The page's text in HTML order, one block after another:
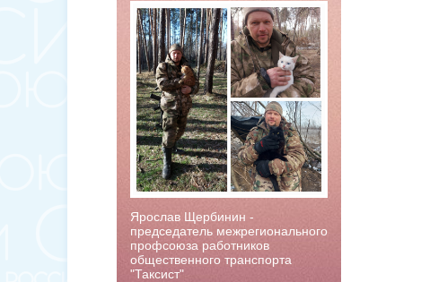
Ярослав Щербинин -
председатель межрегионального
профсоюза работников
общественного транспорта
"Таксист"